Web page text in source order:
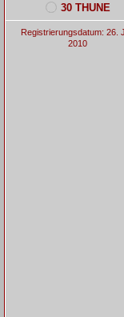
30 THUNE
Registrierungsdatum: 26.
2010